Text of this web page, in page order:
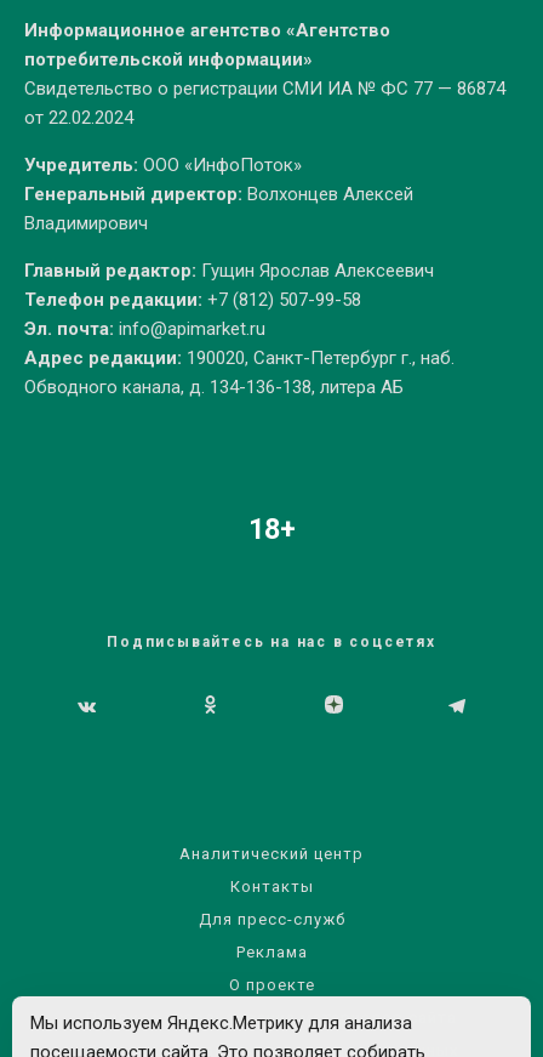
Информационное агентство «Агентство
потребительской информации»
Свидетельство о регистрации СМИ ИА № ФС 77 — 86874
от 22.02.2024
Учредитель: ООО «ИнфоПоток»
Генеральный директор: Волхонцев Алексей
Владимирович
Главный редактор: Гущин Ярослав Алексеевич
Телефон редакции: +7 (812) 507-99-58
Эл. почта: info@apimarket.ru
Адрес редакции: 190020, Санкт-Петербург г., наб.
Обводного канала, д. 134-136-138, литера АБ
18+
Подписывайтесь на нас в соцсетях
Аналитический центр
Контакты
Для пресс-служб
Реклама
О проекте
Правила использования материалов сайта
Политика обработки персональных данных
Мы используем Яндекс.Метрику для анализа
посещаемости сайта. Это позволяет собирать